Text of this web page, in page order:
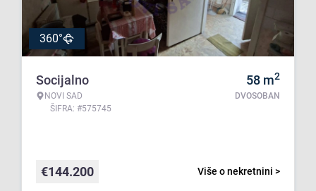
360°
Socijalno
NOVI SAD
ŠIFRA: #575745
58 m2
DVOSOBAN
Više o nekretnini >
€144.200